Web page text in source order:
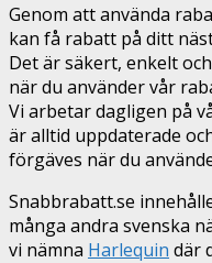
Genom att använda
kan få rabatt på ditt
Det är säkert, enkelt
när du använder vår
Vi arbetar dagligen på
är alltid uppdaterade
förgäves när du
Snabbrabatt.se
många andra svenska
vi nämna Harlequin där